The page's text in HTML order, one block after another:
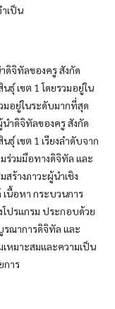
เป็น
จิทัลของครู สังกัด
เขต 1 โดยรวมอยู่ใน
มอยู่ในระดับมากที่สุด
นำดิจิทัลของครู สังกัด
เขต 1 เรียงลำดับจาก
ร่วมมือทางดิจิทัล และ
ร้างภาวะผู้นำเชิง
นื้อหา กระบวนการ
ปรแกรม ประกอบด้วย
รณาการดิจิทัล และ
หมาะสมและความเป็น
การ